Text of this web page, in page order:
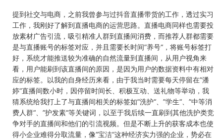
提到社交与电商，之前我曾参与过抖音直播带货的工作，透过实习
工作，我刚好了解到直播电商的运营思路。直播电商同样也需要投
放素材广告引流，吸引精准人群到直播间消费，而推荐人群都需要
是与直播账号的标签对应，并且需要长时间”养号“，将账号标签打
好，系统才能推送较为准确的自然流量到直播间，从用户视角来
看，用户能刷到该直播间的原因，是因为用户的数据资料中有相对
应的标签。以我的自身经历来看，由于我当时需要每天停留在”潘
婷“直播间数小时，因停留时间长、积极互动、送礼物等举动，我
猜系统给我打上了与直播间相关的标签如”洗护“、”学生“、”中等消
费人群“、”护发素“等关键词，以至于我后续一直刷到其他洗护类竞
争对手的直播间和他们的引流视频。但是不断上升的获客成本也使
得小企业难得分取流量，像”宝洁“这种经济实力强的企业，势必在